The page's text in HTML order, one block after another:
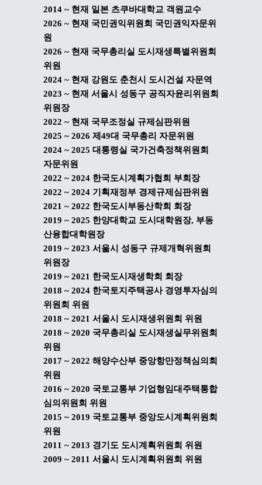
2014 ~ 현재 일본 츠쿠바대학교 객원교수
2026 ~ 현재 국민권익위원회 국민권익자문위
원
2026 ~ 현재 국무총리실 도시재생특별위원회
위원
2024 ~ 현재 강원도 춘천시 도시건설 자문역
2023 ~ 현재 서울시 성동구 공직자윤리위원회
위원장
2022 ~ 현재 국무조정실 규제심판위원
2025 ~ 2026 제49대 국무총리 자문위원
2024 ~ 2025 대통령실 국가건축정책위원회
자문위원
2022 ~ 2024 한국도시계획가협회 부회장
2022 ~ 2024 기획재정부 경제규제심판위원
2021 ~ 2022 한국도시부동산학회 회장
2019 ~ 2025 한양대학교 도시대학원장, 부동
산융합대학원장
2019 ~ 2023 서울시 성동구 규제개혁위원회
위원장
2019 ~ 2021 한국도시재생학회 회장
2018 ~ 2024 한국토지주택공사 경영투자심의
위원회 위원
2018 ~ 2021 서울시 도시재생위원회 위원
2018 ~ 2020 국무총리실 도시재생실무위원회
위원
2017 ~ 2022 해양수산부 중앙항만정책심의회
위원
2016 ~ 2020 국토교통부 기업형임대주택통합
심의위원회 위원
2015 ~ 2019 국토교통부 중앙도시계획위원회
위원
2011 ~ 2013 경기도 도시계획위원회 위원
2009 ~ 2011 서울시 도시계획위원회 위원